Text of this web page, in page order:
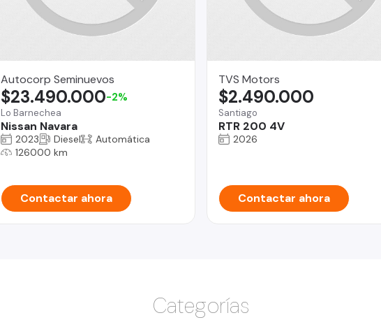
Autocorp Seminuevos
Lo Barnechea
Nissan Navara
$23.490.000-2%
2023 Diesel
Automática
126000 km
Contactar ahora
TVS Motors
Santiago
RTR 200 4V
$2.490.000
2026
Contactar ahora
Categorías